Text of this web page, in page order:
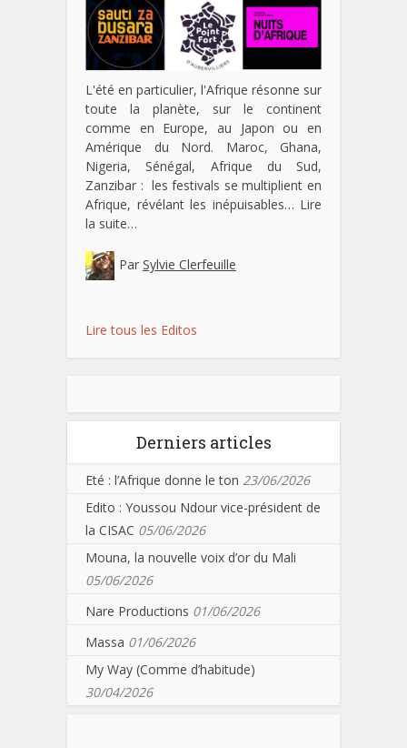
L'été en particulier, l'Afrique résonne sur
toute la planète, sur le continent
comme en Europe, au Japon ou en
Amérique du Nord. Maroc, Ghana,
Nigeria, Sénégal, Afrique du Sud,
Zanzibar : les festivals se multiplient en
Afrique, révélant les inépuisables… Lire
la suite…
Par Sylvie Clerfeuille
Lire tous les Editos
Derniers articles
Eté : l’Afrique donne le ton 23/06/2026
Edito : Youssou Ndour vice-président de
la CISAC 05/06/2026
Mouna, la nouvelle voix d’or du Mali
05/06/2026
Nare Productions 01/06/2026
Massa 01/06/2026
My Way (Comme d’habitude)
30/04/2026